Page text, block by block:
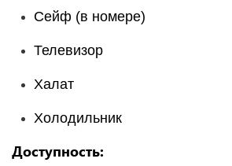
Сейф (в номере)
Телевизор
Халат
Холодильник
Доступность: